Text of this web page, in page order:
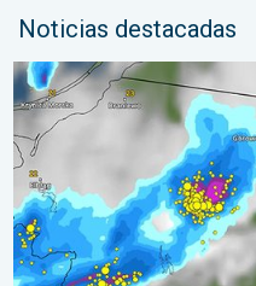
Noticias destacadas
Granizo gigante en